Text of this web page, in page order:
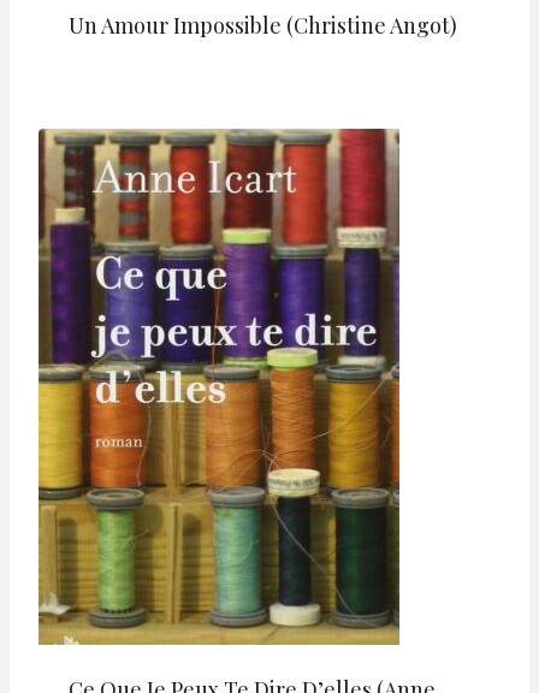
Un Amour Impossible (Christine Angot)